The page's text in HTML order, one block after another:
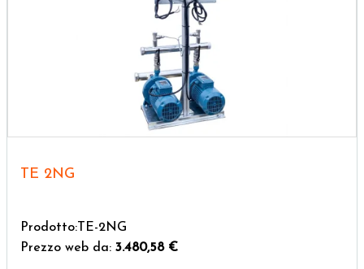
TE 2NG
Prodotto:TE-2NG
Prezzo web da: 3.480,58 €